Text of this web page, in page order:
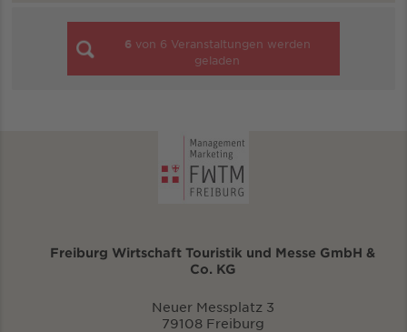
6 von 6 Veranstaltungen werden
geladen
Freiburg Wirtschaft Touristik und Messe GmbH &
Co. KG
Neuer Messplatz 3
79108 Freiburg